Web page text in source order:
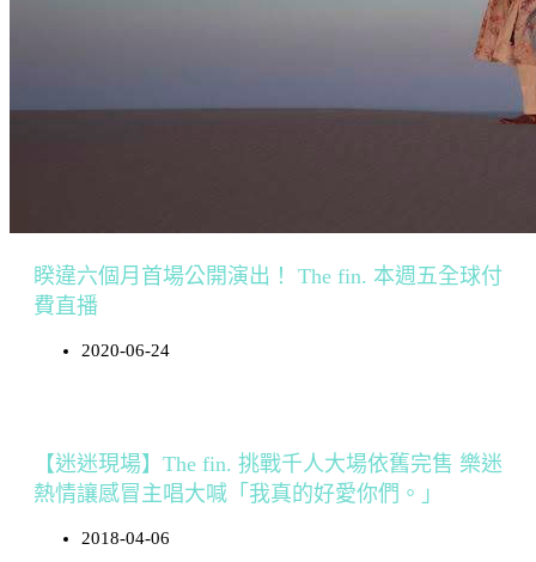
睽違六個月首場公開演出！ The fin. 本週五全球付
費直播
2020-06-24
【迷迷現場】The fin. 挑戰千人大場依舊完售 樂迷
熱情讓感冒主唱大喊「我真的好愛你們。」
2018-04-06